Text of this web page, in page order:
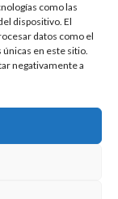
como las
dispositivo. El
datos como el
en este sitio.
negativamente a
de Kit
(EU) del